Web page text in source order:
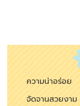
ความน่าอร่อย
จัดจานสวยงาม